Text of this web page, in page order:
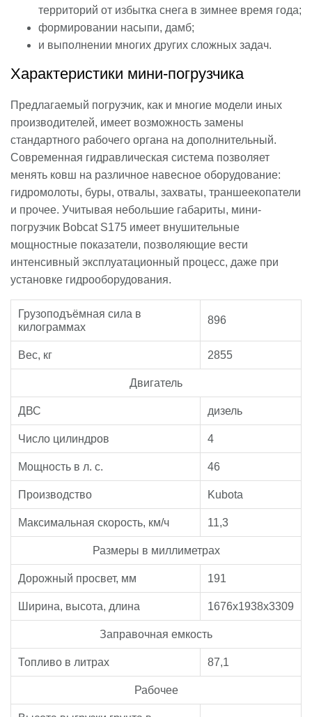
территорий от избытка снега в зимнее время года;
формировании насыпи, дамб;
и выполнении многих других сложных задач.
Характеристики мини-погрузчика
Предлагаемый погрузчик, как и многие модели иных
производителей, имеет возможность замены
стандартного рабочего органа на дополнительный.
Современная гидравлическая система позволяет
менять ковш на различное навесное оборудование:
гидромолоты, буры, отвалы, захваты, траншеекопатели
и прочее. Учитывая небольшие габариты, мини-
погрузчик Bobcat S175 имеет внушительные
мощностные показатели, позволяющие вести
интенсивный эксплуатационный процесс, даже при
установке гидрооборудования.
Грузоподъёмная сила в
килограммах
896
Вес, кг 2855
Двигатель
ДВС дизель
Число цилиндров 4
Мощность в л. с. 46
Производство Kubota
Максимальная скорость, км/ч 11,3
Размеры в миллиметрах
Дорожный просвет, мм 191
Ширина, высота, длина 1676x1938x3309
Заправочная емкость
Топливо в литрах 87,1
Рабочее